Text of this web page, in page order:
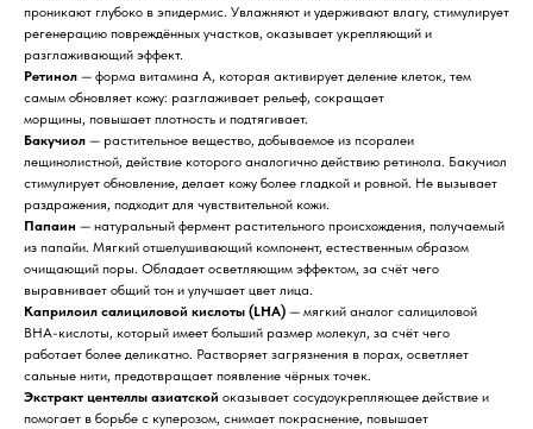
проникают глубоко в эпидермис. Увлажняют и удерживают влагу, стимулирует
регенерацию повреждённых участков, оказывает укрепляющий и
разглаживающий эффект.
Ретинол — форма витамина A, которая активирует деление клеток, тем
самым обновляет кожу: разглаживает рельеф, сокращает
морщины, повышает плотность и подтягивает.
Бакучиол — растительное вещество, добываемое из псоралеи
лещинолистной, действие которого аналогично действию ретинола. Бакучиол
стимулирует обновление, делает кожу более гладкой и ровной. Не вызывает
раздражения, подходит для чувствительной кожи.
Папаин — натуральный фермент растительного происхождения, получаемый
из папайи. Мягкий отшелушивающий компонент, естественным образом
очищающий поры. Обладает осветляющим эффектом, за счёт чего
выравнивает общий тон и улучшает цвет лица.
Каприлоил салициловой кислоты (LHA) — мягкий аналог салициловой
BHA-кислоты, который имеет больший размер молекул, за счёт чего
работает более деликатно. Растворяет загрязнения в порах, осветляет
сальные нити, предотвращает появление чёрных точек.
Экстракт центеллы азиатской оказывает сосудоукрепляющее действие и
помогает в борьбе с куперозом, снимает покраснение, повышает